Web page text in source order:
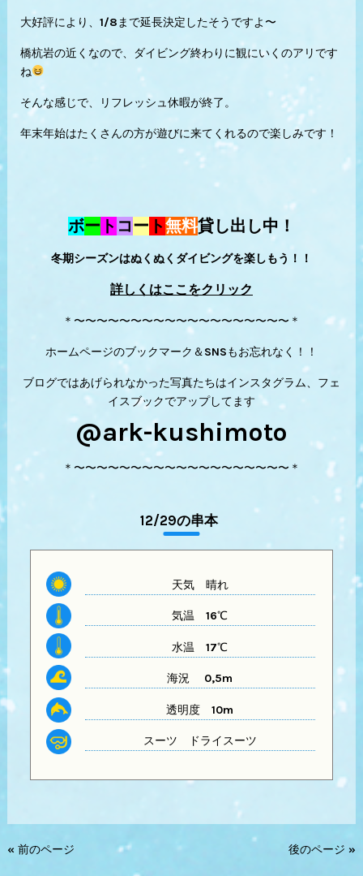
大好評により、1/8まで延長決定したそうですよ〜
橋杭岩の近くなので、ダイビング終わりに観にいくのアリです
ね
そんな感じで、リフレッシュ休暇が終了。
年末年始はたくさんの方が遊びに来てくれるので楽しみです！
ボー ト コー ト無料貸し出し中！
冬期シーズンはぬくぬくダイビングを楽しもう！！
詳しくはここをクリック
＊〜〜〜〜〜〜〜〜〜〜〜〜〜〜〜〜〜〜〜＊
ホームページのブックマーク＆SNSもお忘れなく！！
ブログではあげられなかった写真たちはインスタグラム、フェ
イスブックでアップしてます
@ark-kushimoto
＊〜〜〜〜〜〜〜〜〜〜〜〜〜〜〜〜〜〜〜＊
12/29の串本
天気晴れ
気温 16℃
水温 17℃
海況 0,5m
透明度 10m
スーツ ドライスーツ
« 前のページ 後のページ »